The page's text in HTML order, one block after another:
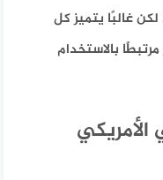
غالبًا يتميز كل
بالاستخدام
الأمريكي